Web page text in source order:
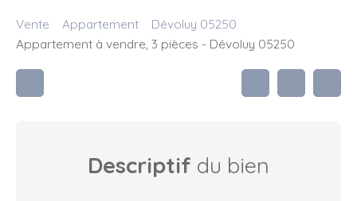
Vente Appartement
Dévoluy 05250
Appartement à vendre, 3 pièces - Dévoluy 05250
Descriptif du bien